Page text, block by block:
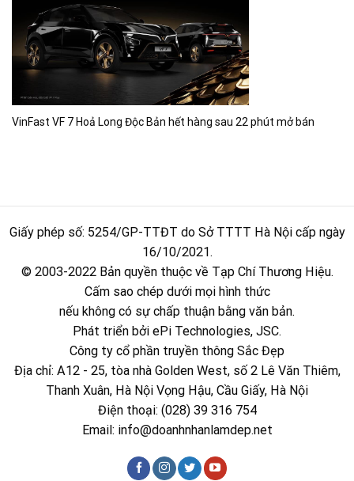
VinFast VF 7 Hoả Long Độc Bản hết hàng sau 22 phút mở bán
Giấy phép số: 5254/GP-TTĐT do Sở TTTT Hà Nội cấp ngày
16/10/2021.
© 2003-2022 Bản quyền thuộc về Tạp Chí Thương Hiệu.
Cấm sao chép dưới mọi hình thức
nếu không có sự chấp thuận bằng văn bản.
Phát triển bởi ePi Technologies, JSC.
Công ty cổ phần truyền thông Sắc Đẹp
Địa chỉ: A12 - 25, tòa nhà Golden West, số 2 Lê Văn Thiêm,
Thanh Xuân, Hà Nội Vọng Hậu, Cầu Giấy, Hà Nội
Điện thoại: (028) 39 316 754
Email: info@doanhnhanlamdep.net